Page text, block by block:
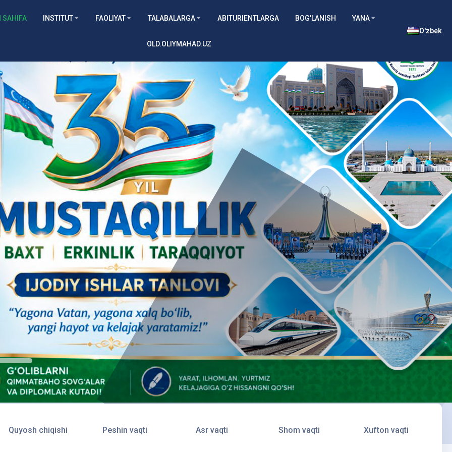
SAHIFA INSTITUT FAOLIYAT TALABALARGA ABITURIENTLARGA BOG'LANISH YANA
OLD.OLIYMAHAD.UZ
O'zbek
Quyosh chiqishi Peshin vaqti Asr vaqti Shom vaqti Xufton vaqti